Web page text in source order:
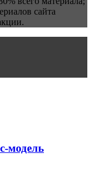
сайта
модель